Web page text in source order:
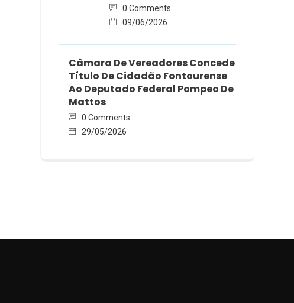
0 Comments
09/06/2026
Câmara De Vereadores Concede
Título De Cidadão Fontourense
Ao Deputado Federal Pompeo De
Mattos
0 Comments
29/05/2026